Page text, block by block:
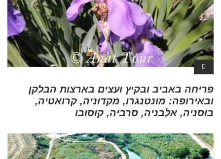
פריחה באביב ובקיץ ועצים בארצות הבלקן
ובאירופה: מונטנגרו, מקדוניה, קרואטיה,
בוסניה, אלבניה, סרביה, קוסובו